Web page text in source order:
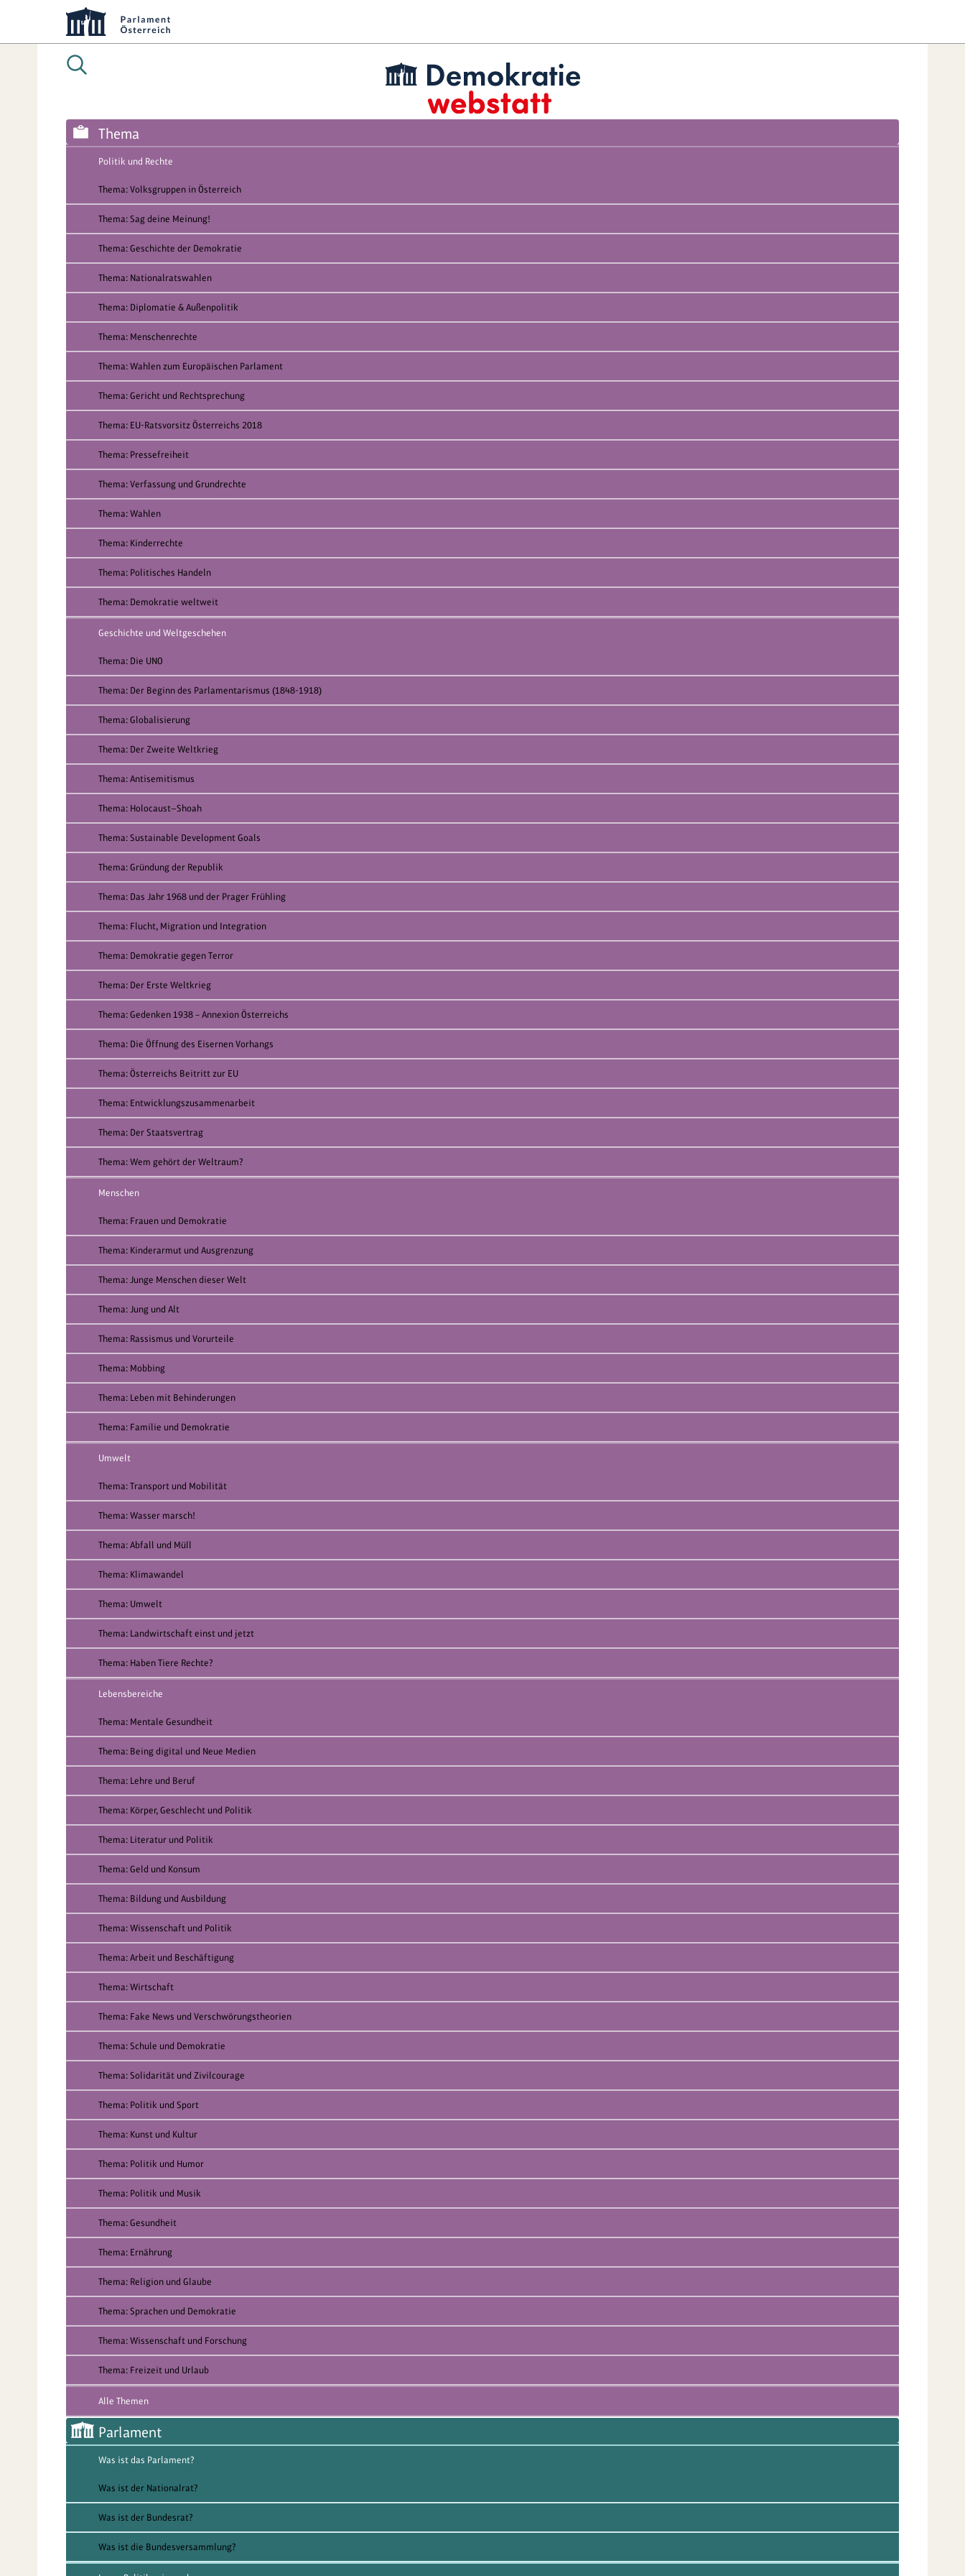
Thema
Politik und Rechte
Thema: Volksgruppen in Österreich
Thema: Sag deine Meinung!
Thema: Geschichte der Demokratie
Thema: Nationalratswahlen
Thema: Diplomatie & Außenpolitik
Thema: Menschenrechte
Thema: Wahlen zum Europäischen Parlament
Thema: Gericht und Rechtsprechung
Thema: EU-Ratsvorsitz Österreichs 2018
Thema: Pressefreiheit
Thema: Verfassung und Grundrechte
Thema: Wahlen
Thema: Kinderrechte
Thema: Politisches Handeln
Thema: Demokratie weltweit
Geschichte und Weltgeschehen
Thema: Die UNO
Thema: Der Beginn des Parlamentarismus (1848-1918)
Thema: Globalisierung
Thema: Der Zweite Weltkrieg
Thema: Antisemitismus
Thema: Holocaust—Shoah
Thema: Sustainable Development Goals
Thema: Gründung der Republik
Thema: Das Jahr 1968 und der Prager Frühling
Thema: Flucht, Migration und Integration
Thema: Demokratie gegen Terror
Thema: Der Erste Weltkrieg
Thema: Gedenken 1938 – Annexion Österreichs
Thema: Die Öffnung des Eisernen Vorhangs
Thema: Österreichs Beitritt zur EU
Thema: Entwicklungszusammenarbeit
Thema: Der Staatsvertrag
Thema: Wem gehört der Weltraum?
Menschen
Thema: Frauen und Demokratie
Thema: Kinderarmut und Ausgrenzung
Thema: Junge Menschen dieser Welt
Thema: Jung und Alt
Thema: Rassismus und Vorurteile
Thema: Mobbing
Thema: Leben mit Behinderungen
Thema: Familie und Demokratie
Umwelt
Thema: Transport und Mobilität
Thema: Wasser marsch!
Thema: Abfall und Müll
Thema: Klimawandel
Thema: Umwelt
Thema: Landwirtschaft einst und jetzt
Thema: Haben Tiere Rechte?
Lebensbereiche
Thema: Mentale Gesundheit
Thema: Being digital und Neue Medien
Thema: Lehre und Beruf
Thema: Körper, Geschlecht und Politik
Thema: Literatur und Politik
Thema: Geld und Konsum
Thema: Bildung und Ausbildung
Thema: Wissenschaft und Politik
Thema: Arbeit und Beschäftigung
Thema: Wirtschaft
Thema: Fake News und Verschwörungstheorien
Thema: Schule und Demokratie
Thema: Solidarität und Zivilcourage
Thema: Politik und Sport
Thema: Kunst und Kultur
Thema: Politik und Humor
Thema: Politik und Musik
Thema: Gesundheit
Thema: Ernährung
Thema: Religion und Glaube
Thema: Sprachen und Demokratie
Thema: Wissenschaft und Forschung
Thema: Freizeit und Urlaub
Alle Themen
Parlament
Was ist das Parlament?
Was ist der Nationalrat?
Was ist der Bundesrat?
Was ist die Bundesversammlung?